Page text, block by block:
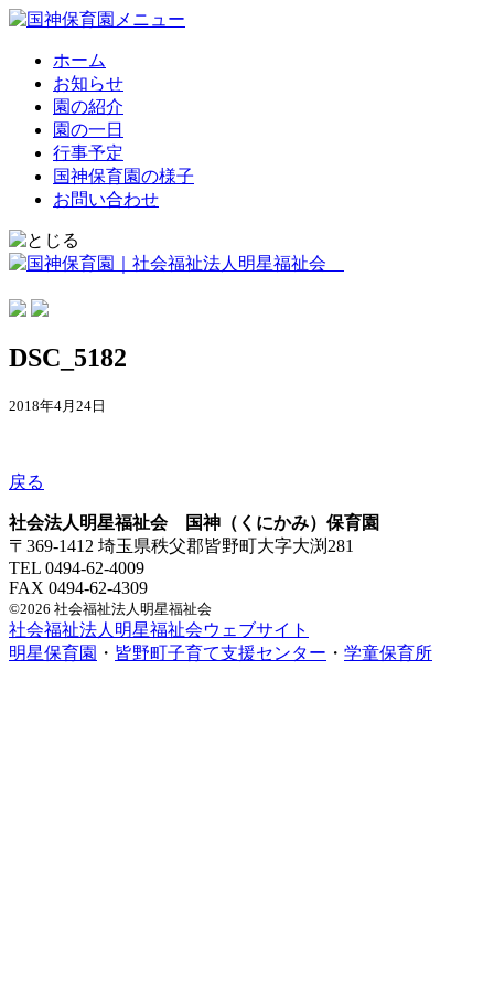
ホーム
お知らせ
園の紹介
園の一日
行事予定
国神保育園の様子
お問い合わせ
DSC_5182
2018年4月24日
戻る
社会法人明星福祉会 国神（くにかみ）保育園
〒369-1412 埼玉県秩父郡皆野町大字大渕281
TEL 0494-62-4009
FAX 0494-62-4309
©2026 社会福祉法人明星福祉会
社会福祉法人明星福祉会ウェブサイト
明星保育園 ・ 皆野町子育て支援センター ・ 学童保育所